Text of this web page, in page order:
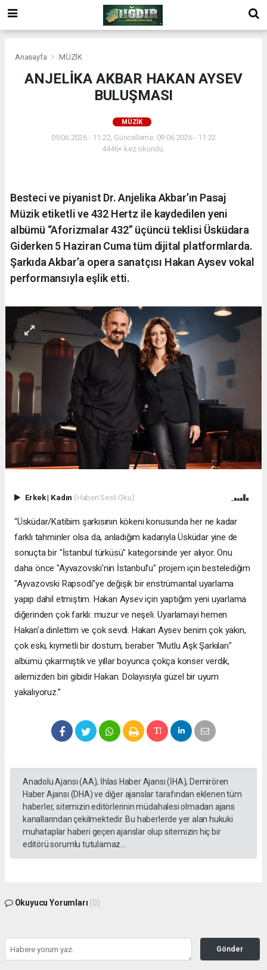
Anasayfa MÜZİK
ANJELİKA AKBAR HAKAN AYSEV
BULUŞMASI
MÜZİK
09.06.2026 - 11:22, Güncelleme: 09.06.2026 - 11:22
4446+ kez okundu.
Besteci ve piyanist Dr. Anjelika Akbar’ın Pasaj
Müzik etiketli ve 432 Hertz ile kaydedilen yeni
albümü “Aforizmalar 432” üçüncü teklisi Üsküdara
Giderken 5 Haziran Cuma tüm dijital platformlarda.
Şarkıda Akbar’a opera sanatçısı Hakan Aysev vokal
performansıyla eşlik etti.
Erkek| Kadın (Haberi Sesli Oku)
“Üsküdar/Katibim şarkısının kökeni konusunda her ne kadar
farklı tahminler olsa da, anladığım kadarıyla Üsküdar yine de
sonuçta bir "İstanbul türküsü" kategorsinde yer alıyor. Onu
daha önce "Ayvazovski'nin İstanbul'u" projem için bestelediğim
"Ayvazovski Rapsodi"ye değişik bir enstrümantal uyarlama
yapıp dahil etmiştim. Hakan Aysev için yaptığım yeni uyarlama
diğerinden çok farklı: muzur ve neşeli. Uyarlamayi hemen
Hakan'a dinlettim ve çok sevdi. Hakan Aysev benim çok yakın,
çok eski, kıymetli bir dostum, beraber "Mutlu Aşk Şarkıları"
albümü çıkarmıştık ve yıllar boyunca çokça konser verdik,
ailemizden biri gibidir Hakan. Dolayısıyla güzel bir uyum
yakalıyoruz.”
Anadolu Ajansı (AA), İhlas Haber Ajansı (İHA), Demirören
Haber Ajansı (DHA) ve diğer ajanslar tarafından eklenen tüm
haberler, sitemizin editörlerinin müdahalesi olmadan ajans
kanallarından çekilmektedir. Bu haberlerde yer alan hukuki
muhataplar haberi geçen ajanslar olup sitemizin hiç bir
editörü sorumlu tutulamaz...
Okuyucu Yorumları (0)
Gönder